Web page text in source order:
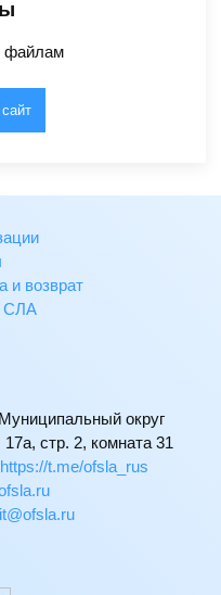
файлам
и возврат
СЛА
округ
стр. 2, комната 31
https://t.me/ofsla_rus
ur.alsfo@ti